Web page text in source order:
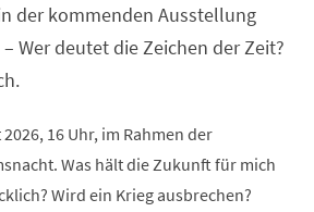
der kommenden Ausstellung
– Wer deutet die Zeichen der Zeit?
16 Uhr, im Rahmen der
Was hält die Zukunft für mich
Wird ein Krieg ausbrechen?